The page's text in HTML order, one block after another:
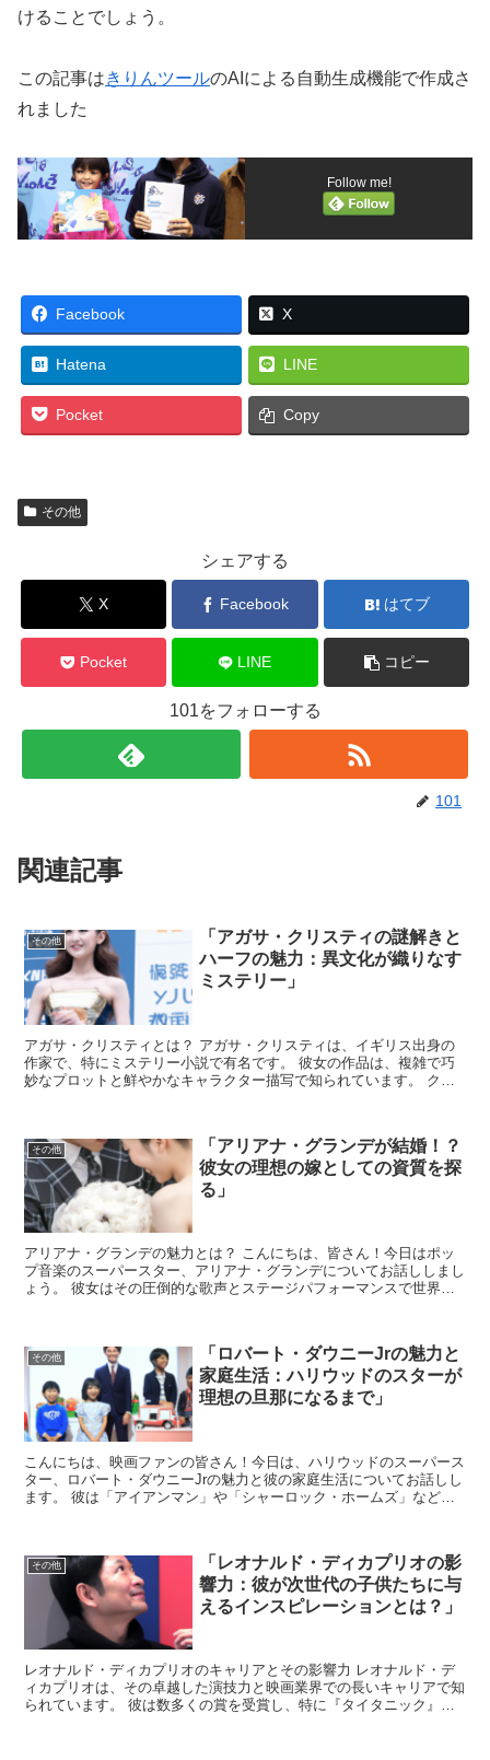
けることでしょう。
この記事はきりんツールのAIによる自動生成機能で作成さ
れました
Follow me!
Facebook X
Hatena LINE
Pocket Copy
その他
シェアする
X Facebook はてブ
Pocket LINE コピー
101をフォローする
101
関連記事
その他
「アガサ・クリスティの謎解きと
ハーフの魅力：異文化が織りなす
ミステリー」
アガサ・クリスティとは？ アガサ・クリスティは、イギリス出身の
作家で、特にミステリー小説で有名です。 彼女の作品は、複雑で巧
妙なプロットと鮮やかなキャラクター描写で知られています。 クリ
その他
「アリアナ・グランデが結婚！？
彼女の理想の嫁としての資質を探
る」
アリアナ・グランデの魅力とは？ こんにちは、皆さん！今日はポッ
プ音楽のスーパースター、アリアナ・グランデについてお話ししまし
ょう。 彼女はその圧倒的な歌声とステージパフォーマンスで世界中
その他
「ロバート・ダウニーJrの魅力と
家庭生活：ハリウッドのスターが
理想の旦那になるまで」
こんにちは、映画ファンの皆さん！今日は、ハリウッドのスーパース
ター、ロバート・ダウニーJrの魅力と彼の家庭生活についてお話しし
ます。 彼は「アイアンマン」や「シャーロック・ホームズ」など、
その他
「レオナルド・ディカプリオの影
響力：彼が次世代の子供たちに与
えるインスピレーションとは？」
レオナルド・ディカプリオのキャリアとその影響力 レオナルド・デ
ィカプリオは、その卓越した演技力と映画業界での長いキャリアで知
られています。 彼は数多くの賞を受賞し、特に『タイタニック』や